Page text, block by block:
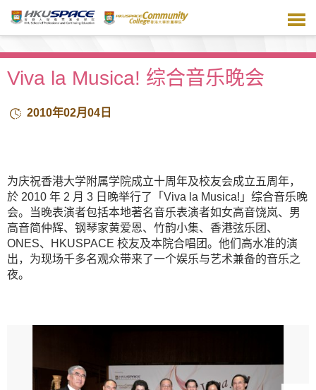
主
容Viva la Musica! 综合音乐晚会
2010年02月04日
为庆祝香港大学附属学院成立十周年及校友会成立五周年，
於 2010 年 2 月 3 日晚举行了「Viva la Musica!」综合音乐晚
会。当晚表演者包括本地著名音乐表演者如女高音饶岚、男
高音简仲辉、钢琴家黄爱恩、竹韵小集、香港弦乐团、
ONES、HKUSPACE 校友及本院合唱团。他们高水准的演
出，为现场千多名观众带来了一个娱乐与艺术兼备的音乐之
夜。